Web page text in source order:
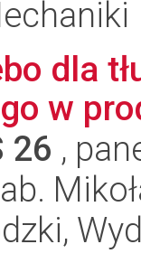
dla
w
26 ,